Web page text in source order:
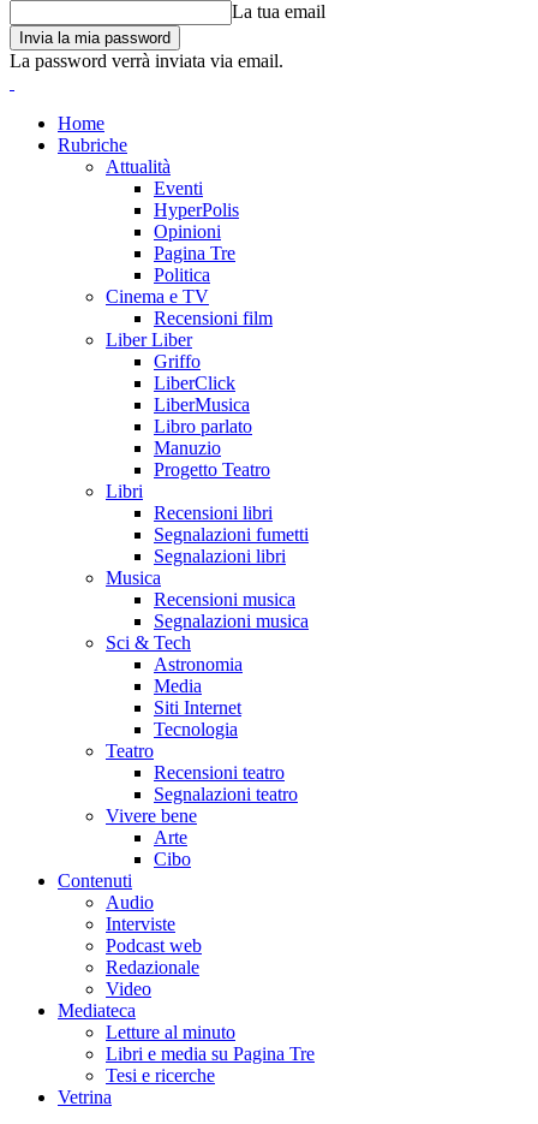
La tua email
La password verrà inviata via email.
Home
Rubriche
Attualità
Eventi
HyperPolis
Opinioni
Pagina Tre
Politica
Cinema e TV
Recensioni film
Liber Liber
Griffo
LiberClick
LiberMusica
Libro parlato
Manuzio
Progetto Teatro
Libri
Recensioni libri
Segnalazioni fumetti
Segnalazioni libri
Musica
Recensioni musica
Segnalazioni musica
Sci & Tech
Astronomia
Media
Siti Internet
Tecnologia
Teatro
Recensioni teatro
Segnalazioni teatro
Vivere bene
Arte
Cibo
Contenuti
Audio
Interviste
Podcast web
Redazionale
Video
Mediateca
Letture al minuto
Libri e media su Pagina Tre
Tesi e ricerche
Vetrina